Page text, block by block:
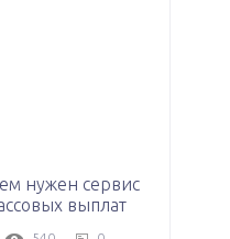
нужен сервис
выплат